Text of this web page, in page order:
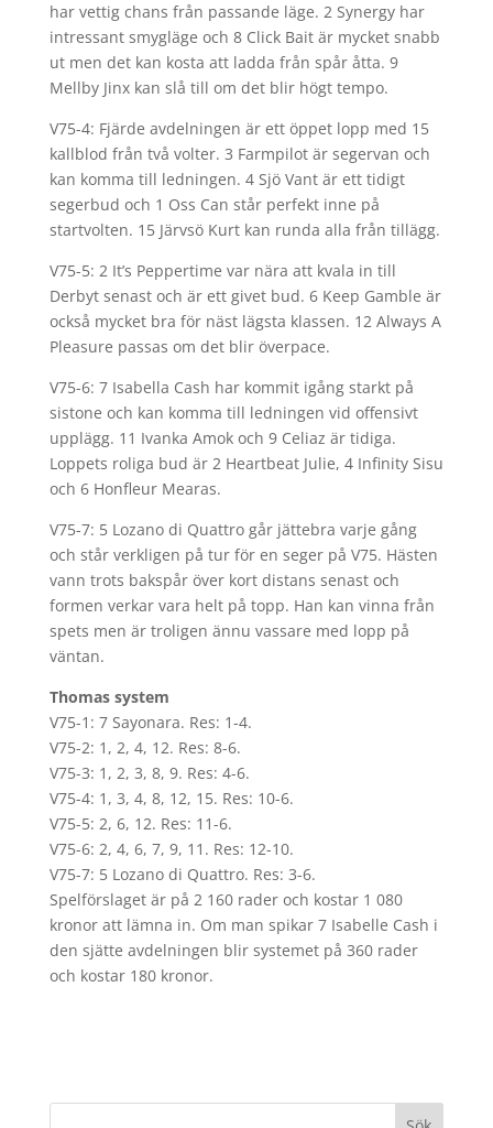
har vettig chans från passande läge. 2 Synergy har
intressant smygläge och 8 Click Bait är mycket snabb
ut men det kan kosta att ladda från spår åtta. 9
Mellby Jinx kan slå till om det blir högt tempo.
V75-4: Fjärde avdelningen är ett öppet lopp med 15
kallblod från två volter. 3 Farmpilot är segervan och
kan komma till ledningen. 4 Sjö Vant är ett tidigt
segerbud och 1 Oss Can står perfekt inne på
startvolten. 15 Järvsö Kurt kan runda alla från tillägg.
V75-5: 2 It’s Peppertime var nära att kvala in till
Derbyt senast och är ett givet bud. 6 Keep Gamble är
också mycket bra för näst lägsta klassen. 12 Always A
Pleasure passas om det blir överpace.
V75-6: 7 Isabella Cash har kommit igång starkt på
sistone och kan komma till ledningen vid offensivt
upplägg. 11 Ivanka Amok och 9 Celiaz är tidiga.
Loppets roliga bud är 2 Heartbeat Julie, 4 Infinity Sisu
och 6 Honfleur Mearas.
V75-7: 5 Lozano di Quattro går jättebra varje gång
och står verkligen på tur för en seger på V75. Hästen
vann trots bakspår över kort distans senast och
formen verkar vara helt på topp. Han kan vinna från
spets men är troligen ännu vassare med lopp på
väntan.
Thomas system
V75-1: 7 Sayonara. Res: 1-4.
V75-2: 1, 2, 4, 12. Res: 8-6.
V75-3: 1, 2, 3, 8, 9. Res: 4-6.
V75-4: 1, 3, 4, 8, 12, 15. Res: 10-6.
V75-5: 2, 6, 12. Res: 11-6.
V75-6: 2, 4, 6, 7, 9, 11. Res: 12-10.
V75-7: 5 Lozano di Quattro. Res: 3-6.
Spelförslaget är på 2 160 rader och kostar 1 080
kronor att lämna in. Om man spikar 7 Isabelle Cash i
den sjätte avdelningen blir systemet på 360 rader
och kostar 180 kronor.